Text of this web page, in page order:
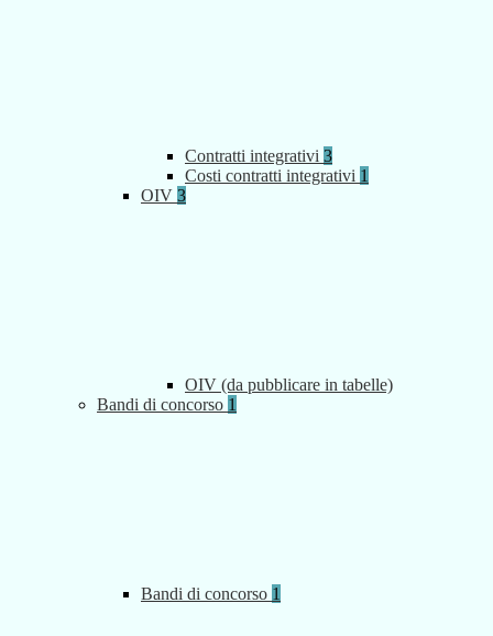
Contratti integrativi 3
Costi contratti integrativi 1
OIV 3
OIV (da pubblicare in tabelle)
Bandi di concorso 1
Bandi di concorso 1